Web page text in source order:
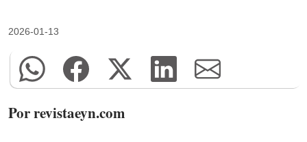
2026-01-13
Por revistaeyn.com